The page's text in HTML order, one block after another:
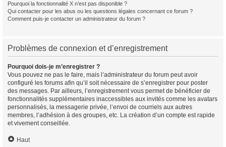
Pourquoi la fonctionnalité X n’est pas disponible ?
Qui contacter pour les abus ou les questions légales concernant ce forum ?
Comment puis-je contacter un administrateur du forum ?
Problèmes de connexion et d’enregistrement
Pourquoi dois-je m’enregistrer ?
Vous pouvez ne pas le faire, mais l’administrateur du forum peut avoir
configuré les forums afin qu’il soit nécessaire de s’enregistrer pour poster
des messages. Par ailleurs, l’enregistrement vous permet de bénéficier de
fonctionnalités supplémentaires inaccessibles aux invités comme les avatars
personnalisés, la messagerie privée, l’envoi de courriels aux autres
membres, l’adhésion à des groupes, etc. La création d’un compte est rapide
et vivement conseillée.
Haut